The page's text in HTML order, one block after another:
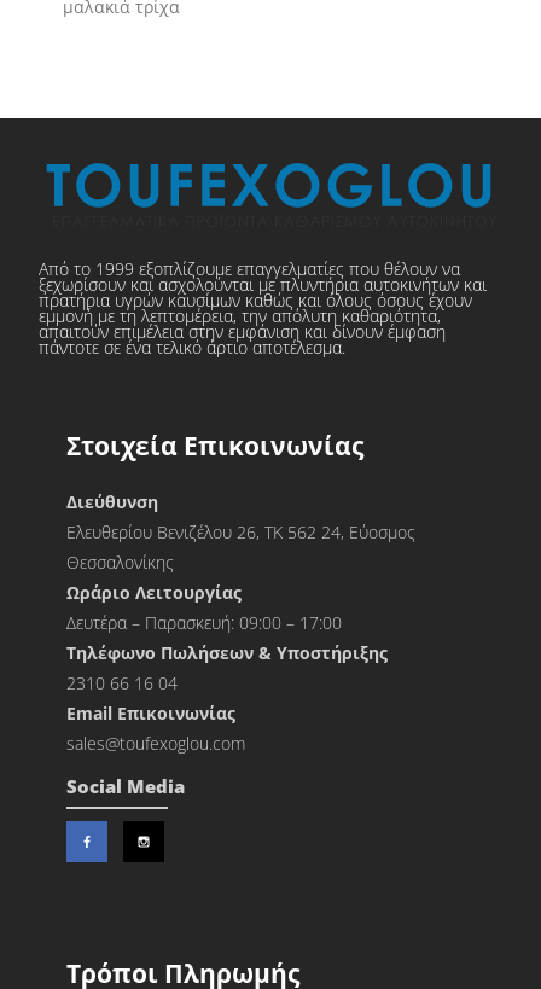
μαλακιά τρίχα
Από το 1999 εξοπλίζουμε επαγγελματίες που θέλουν να
ξεχωρίσουν και ασχολούνται με πλυντήρια αυτοκινήτων και
πρατήρια υγρών καυσίμων καθώς και όλους όσους έχουν
εμμονή με τη λεπτομέρεια, την απόλυτη καθαριότητα,
απαιτούν επιμέλεια στην εμφάνιση και δίνουν έμφαση
πάντοτε σε ένα τελικό άρτιο αποτέλεσμα.
Στοιχεία Επικοινωνίας
Διεύθυνση
Ελευθερίου Βενιζέλου 26, ΤΚ 562 24, Εύοσμος
Θεσσαλονίκης
Ωράριο Λειτουργίας
Δευτέρα – Παρασκευή: 09:00 – 17:00
Τηλέφωνο Πωλήσεων & Υποστήριξης
2310 66 16 04
Εmail Επικοινωνίας
sales@toufexoglou.com
Social Media
Τρόποι Πληρωμής